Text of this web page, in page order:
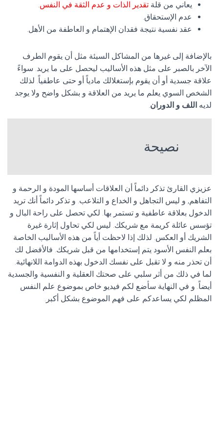
يعاني من قلة تقدير الذات و عدم الثقة في النفس.
عدم الإستحقاق.
عقد نفسية نتيجة فقدان الإهتمام و العاطفة من الأهل.
بالإضافة إلى غيرها من المشاكل السيئة مثل أن يقوم الطرف
الآخر بالصبر على مثل هذه الأساليب ليحصل على ما يريد. سواءً
علاقة جسدية أو أن يقوم بإستغلالك مادياً أو حتى عاطفياً. لذلك
الشخص السوي يعلم ما يريد من العلاقة و بشكل واضح ولا يوجد
لديه اللف و الدوران.
نصيحة
عزيزي القارئ تذكر دائماً أن العلاقات أساسها المودة و الرحمة و
التفاهم, و ليس التجاهل و الخداع و التلاعب. و تذكر دائماً أنك تريد
الدخول بعلاقة عاطفية و تستمر بها. لكي تحصل على راحة البال و
تؤسس عائلة كريمة مع شريكك. ليس لكي تحاول إثارة غيرة
الشريك أو العكس. لذلك إذا لاحظت أياً من هذه الأساليب الخاصة
بعلم النفس الأسود يتم إستخدامها من قبل شريكك. فالأفضل لك
أن تحذر منه و لا تقبل على نفسك الدخول بهذه الدوامة اللانهائية.
لما في ذلك من أثر سلبي على صحتك العقلية و النفسية والجسدية
أيضاً. و في النهاية سأضع لكم فيديو خاص بموضوع علم النفس
المظلم لكي يساعدكم على فهم الموضوع بشكل أكبر.